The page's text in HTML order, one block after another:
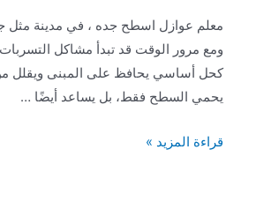
معلم عوازل اسطح جده ، في مدينة مثل
ومع مرور الوقت قد تبدأ مشاكل
كحل أساسي يحافظ على المبنى ويقلل من
يحمي السطح فقط، بل يساعد أيضًا …
معلم
قراءة المزيد »